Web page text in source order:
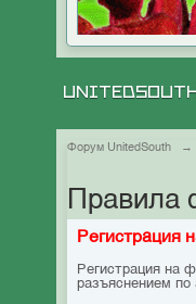
Форум UnitedSouth →
Регистрация
Регистрация на
разъяснением по